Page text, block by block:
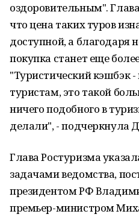
оздоровительным".
что цена таких туров
доступной, а благодаря
покупка станет еще
"Туристический кэшбэк -
туристам, это такой
ничего подобного в
делали", - подчеркнула
Глава Ростуризма
задачами ведомства,
президентом РФ
премьер-министром